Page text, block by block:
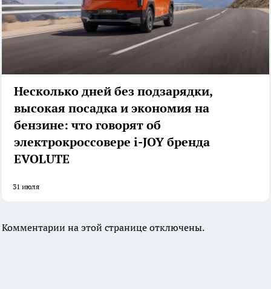
Несколько дней без подзарядки,
высокая посадка и экономия на
бензине: что говорят об
электрокроссовере i-JOY бренда
EVOLUTE
31 июля
Комментарии на этой странице отключены.